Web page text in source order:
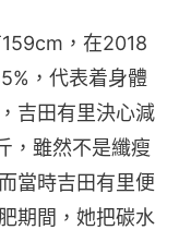
，在2018
，代表着身體
吉田有里決心減
，雖然不是纖瘦
當時吉田有里便
期間，她把碳水